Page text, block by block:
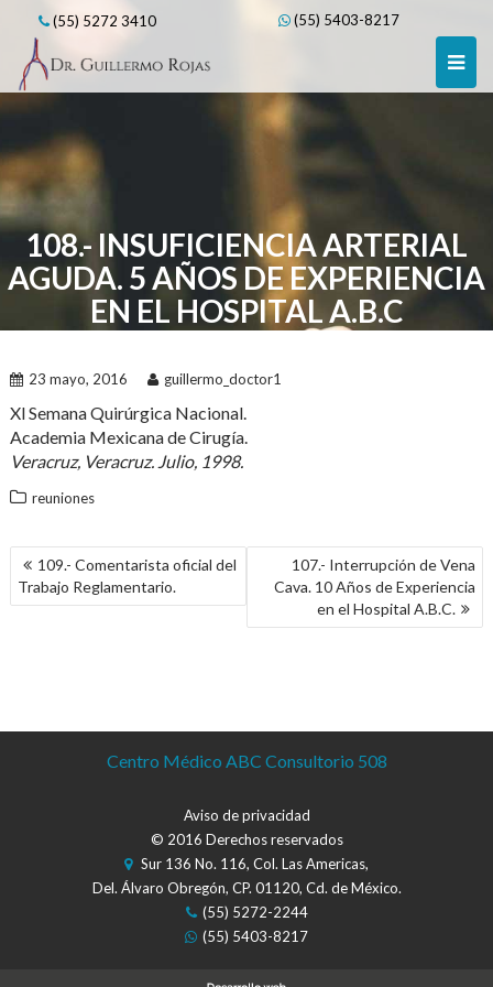
content
(55) 5272 3410 (55) 5403-8217
108.- INSUFICIENCIA ARTERIAL
AGUDA. 5 AÑOS DE EXPERIENCIA
EN EL HOSPITAL A.B.C
23 mayo, 2016 guillermo_doctor1
Xl Semana Quirúrgica Nacional.
Academia Mexicana de Cirugía.
Veracruz, Veracruz. Julio, 1998.
reuniones
NAVEGACIÓN
DE
ENTRADAS
109.- Comentarista oficial del
Trabajo Reglamentario.
107.- Interrupción de Vena
Cava. 10 Años de Experiencia
en el Hospital A.B.C.
Centro Médico ABC Consultorio 508
Aviso de privacidad
© 2016 Derechos reservados
Sur 136 No. 116, Col. Las Americas,
Del. Álvaro Obregón, CP. 01120, Cd. de México.
(55) 5272-2244
(55) 5403-8217